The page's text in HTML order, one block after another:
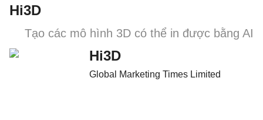
Hi3D
Tạo các mô hình 3D có thể in được bằng AI
Hi3D
Global Marketing Times Limited